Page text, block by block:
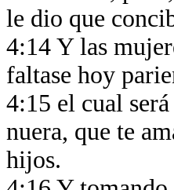
le dio que
4:14 Y las
faltase hoy
4:15 el cual
nuera, que te
hijos.